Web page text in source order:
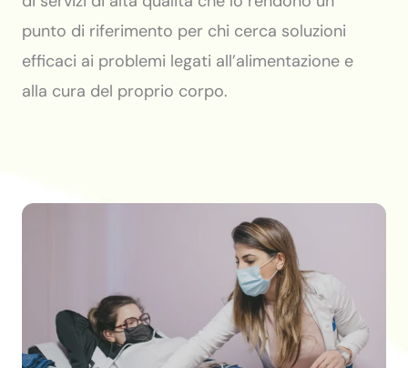
punto di riferimento per chi cerca soluzioni
efficaci ai problemi legati all’alimentazione e
alla cura del proprio corpo.